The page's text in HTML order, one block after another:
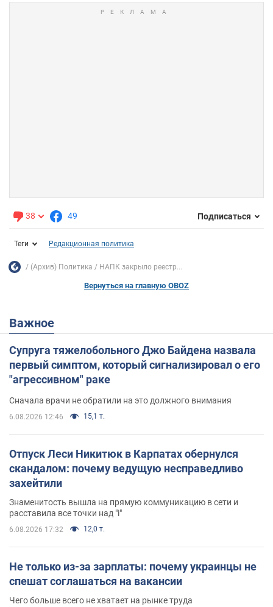
38 49 Подписаться
Теги Редакционная политика
(Архив) Политика НАПК закрыло реестр...
Вернуться на главную OBOZ
Важное
Супруга тяжелобольного Джо Байдена назвала
первый симптом, который сигнализировал о его
"агрессивном" раке
Сначала врачи не обратили на это должного внимания
6.08.2026 12:46 15,1 т.
Отпуск Леси Никитюк в Карпатах обернулся
скандалом: почему ведущую несправедливо
захейтили
Знаменитость вышла на прямую коммуникацию в сети и
расставила все точки над "i"
6.08.2026 17:32 12,0 т.
Не только из-за зарплаты: почему украинцы не
спешат соглашаться на вакансии
Чего больше всего не хватает на рынке труда